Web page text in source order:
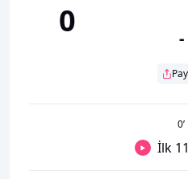
0 -
0’
İlk